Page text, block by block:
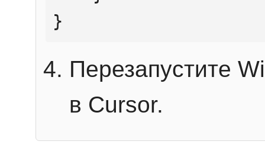
}
Перезапустите
в Cursor.